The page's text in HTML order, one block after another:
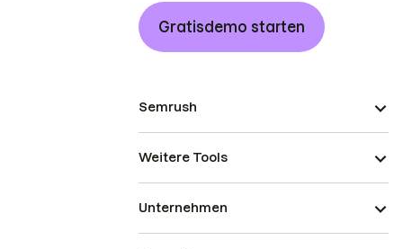
Gratisdemo starten
Semrush
Weitere Tools
Unternehmen